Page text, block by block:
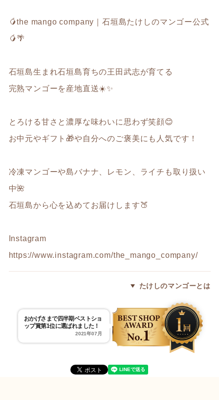
🥭the mango company｜石垣島たけしのマンゴー公式
🥭🌴
石垣島生まれ石垣島育ちの王田武志が育てる
完熟マンゴーを産地直送☀️✨
とろける甘さと濃厚な味わいに思わず笑顔😊
お中元やギフト🎁や自分へのご褒美にも人気です！
冷凍マンゴーや島バナナ、レモン、ライチも取り扱い
中🌺
石垣島から心を込めてお届けします🍑
Instagram
https://www.instagram.com/the_mango_company/
たけしのマンゴーとは
おかげさまで四半期ベストショ
ップ賞第1位に選ばれました！
2021年07月